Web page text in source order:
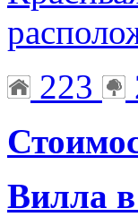
223
Вилла